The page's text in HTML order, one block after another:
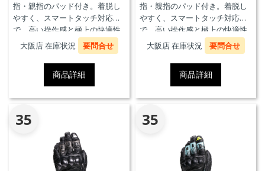
指・親指のパッド付き。着脱し
やすく、スマートタッチ対応
で、高い操作感と極上の快適性
を実現。
大阪店 在庫状況 要問合せ
商品詳細
指・親指のパッド付き。着脱し
やすく、スマートタッチ対応
で、高い操作感と極上の快適性
を実現。
大阪店 在庫状況 要問合せ
商品詳細
35 35